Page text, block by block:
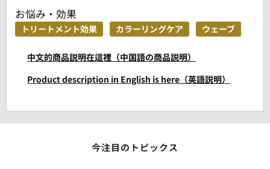
お悩み・効果
トリートメント効果 カラーリングケア ウェーブ
中文的商品説明在這裡（中国語の商品説明）
Product description in English is here（英語説明）
今注目のトピックス